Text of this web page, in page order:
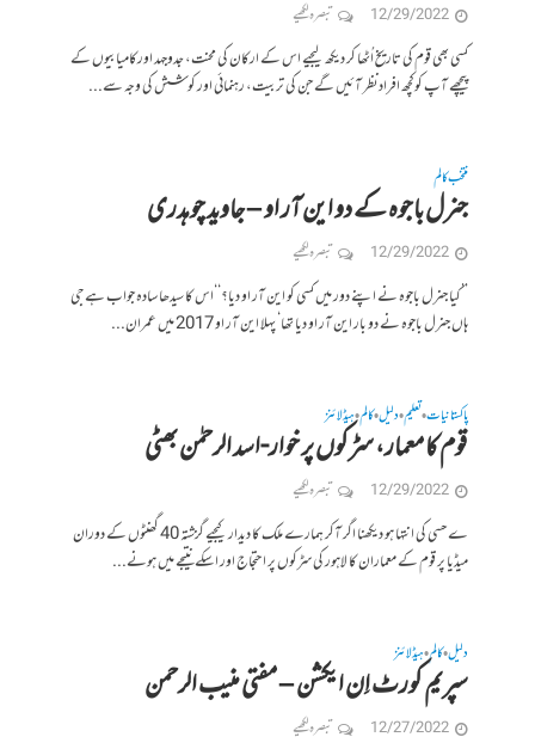
12/29/2022 تبصرہ لکھیے
کسی بھی قوم کی تاریخ اُٹھا کر دیکھ لیجیے اس کے ارکان کی محنت، جدوجہد اورکامیابیوں کے
پیچھے آپ کوکچھ افرادنظر آئیں گے جن کی تربیت، رہنمائی اور کوشش کی وجہ سے...
منتخب کالم
جنرل باجوہ کے دو این آر او – جاوید چوہدری
12/29/2022 تبصرہ لکھیے
’’کیا جنرل باجوہ نے اپنے دور میں کسی کو این آر او دیا؟‘‘اس کا سیدھا سادہ جواب ہے جی
ہاں جنرل باجوہ نے دو بار این آر او دیا تھا‘ پہلا این آر او 2017 میں عمران...
پاکستانیات•تعلیم•دلیل•کالم•ہیڈلائنز
قوم کا معمار، سڑکوں پر خوار-اسد الرحمٰن بھٹی
12/29/2022 تبصرہ لکھیے
ے حسی کی انتہا ہو دیکھنا اگر آکر ہمارے ملک کا دیدار کیجیے گزشتہ 40 گھنٹوں کے دوران
میڈیا پر قوم کے معماران کا لاہور کی سڑکوں پر احتجاج اور اسکے نتیجے میں ہونے...
دلیل•کالم•ہیڈلائنز
سپریم کورٹ اِن ایکشن – مفتی منیب الرحمن
12/27/2022 تبصرہ لکھیے